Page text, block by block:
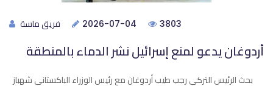
فريق ماسة 2026-07-04 3803
أردوغان يدعو لمنع إسرائيل نشر الدماء بالمنطقة